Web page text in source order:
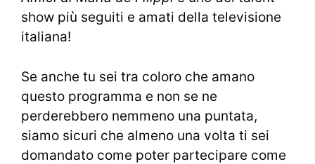
show più seguiti e amati della televisione
italiana!
Se anche tu sei tra coloro che amano
questo programma e non se ne
perderebbero nemmeno una puntata,
siamo sicuri che almeno una volta ti sei
domandato come poter partecipare come